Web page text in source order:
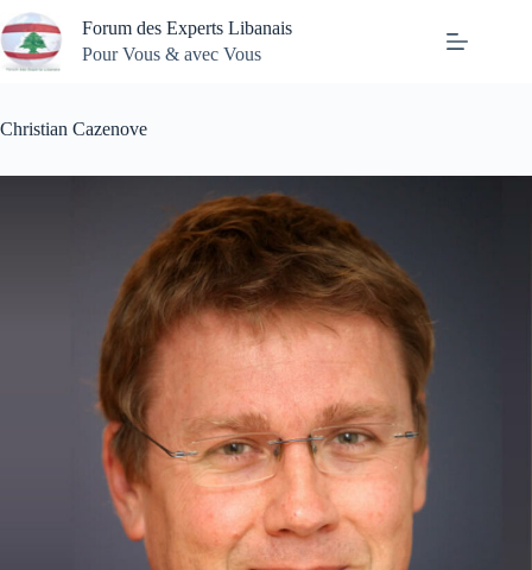
Passer
au
contenu
Forum des Experts Libanais
Pour Vous & avec Vous
Christian Cazenove